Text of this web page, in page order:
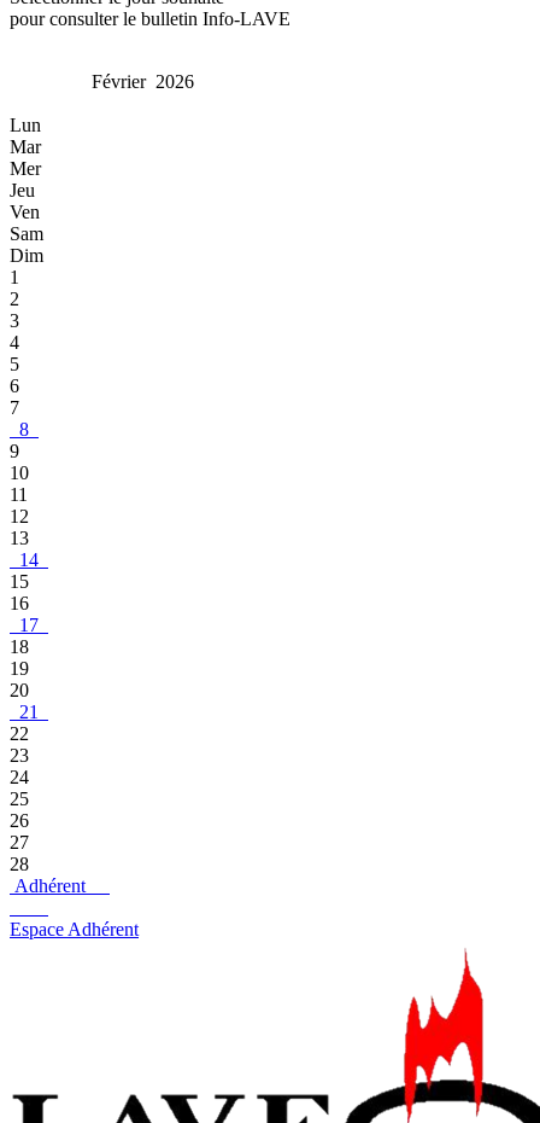
pour consulter le bulletin Info-LAVE
Février 2026
Lun
Mar
Mer
Jeu
Ven
Sam
Dim
1
2
3
4
5
6
7
8
9
10
11
12
13
14
15
16
17
18
19
20
21
22
23
24
25
26
27
28
Adhérent
Espace Adhérent